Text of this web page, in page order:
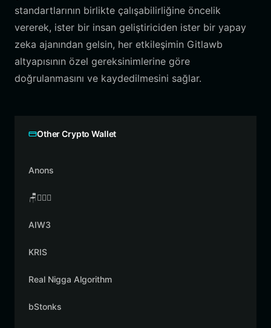
standartlarının birlikte çalışabilirliğine öncelik
vererek, ister bir insan geliştiriciden ister bir yapay
zeka ajanından gelsin, her etkileşimin Gitlawb
altyapısının özel gereksinimlerine göre
doğrulanmasını ve kaydedilmesini sağlar.
Other Crypto Wallet
Anons
🪑👳🏾‍♂️
AIW3
KRIS
Real Nigga Algorithm
bStonks